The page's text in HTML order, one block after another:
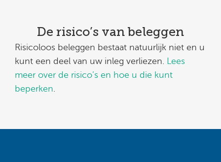
De risico’s van beleggen
Risicoloos beleggen bestaat natuurlijk niet en u
kunt een deel van uw inleg verliezen. Lees
meer over de risico’s en hoe u die kunt
beperken